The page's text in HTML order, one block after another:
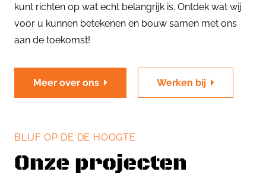
kunt richten op wat echt belangrijk is. Ontdek wat wij
voor u kunnen betekenen en bouw samen met ons
aan de toekomst!
Meer over ons Werken bij
BLIJF OP DE DE HOOGTE
Onze projecten